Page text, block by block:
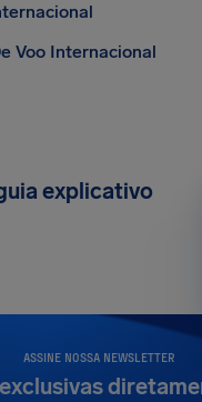
Voo Internacional
ASSINE NOSSA NEWSLETTER
explicativo